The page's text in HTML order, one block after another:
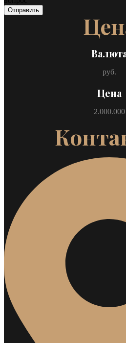
Проиграть
Отправить
руб.
Цена
2.000.000